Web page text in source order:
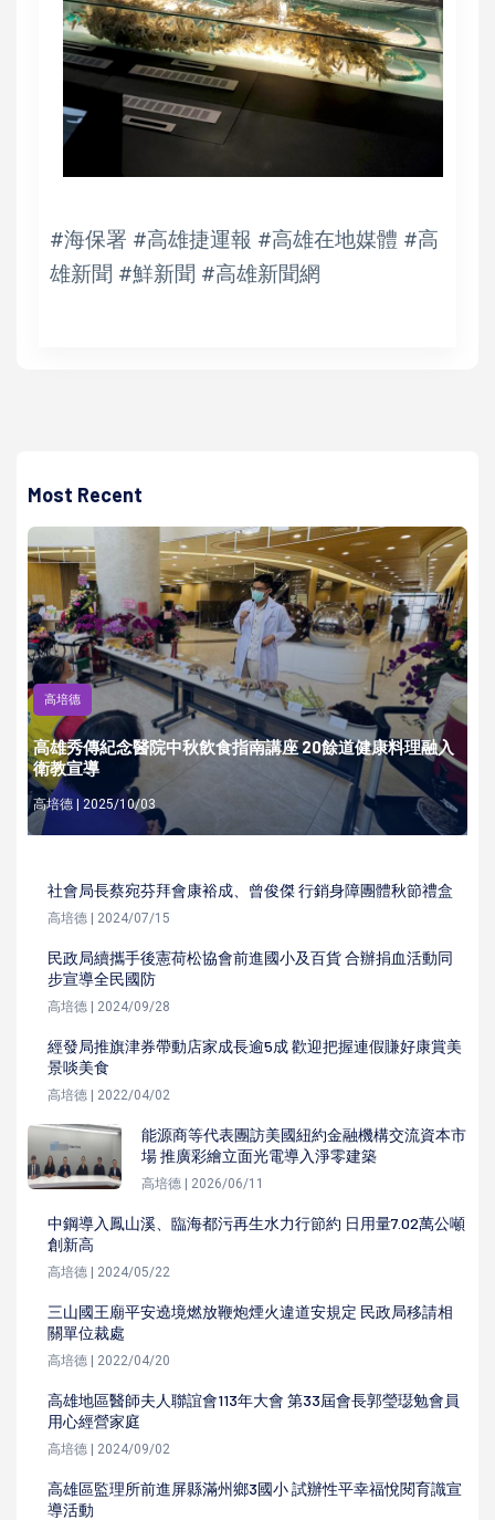
#海保署 #高雄捷運報 #高雄在地媒體 #高
雄新聞 #鮮新聞 #高雄新聞網
Most Recent
高培德
高雄秀傳紀念醫院中秋飲食指南講座 20餘道健康料理融入
衛教宣導
高培德 | 2025/10/03
社會局長蔡宛芬拜會康裕成、曾俊傑 行銷身障團體秋節禮盒
高培德 | 2024/07/15
民政局續攜手後憲荷松協會前進國小及百貨 合辦捐血活動同
步宣導全民國防
高培德 | 2024/09/28
經發局推旗津券帶動店家成長逾5成 歡迎把握連假賺好康賞美
景啖美食
高培德 | 2022/04/02
能源商等代表團訪美國紐約金融機構交流資本市
場 推廣彩繪立面光電導入淨零建築
高培德 | 2026/06/11
中鋼導入鳳山溪、臨海都污再生水力行節約 日用量7.02萬公噸
創新高
高培德 | 2024/05/22
三山國王廟平安遶境燃放鞭炮煙火違道安規定 民政局移請相
關單位裁處
高培德 | 2022/04/20
高雄地區醫師夫人聯誼會113年大會 第33屆會長郭瑩璱勉會員
用心經營家庭
高培德 | 2024/09/02
高雄區監理所前進屏縣滿州鄉3國小 試辦性平幸福悅閱育識宣
導活動